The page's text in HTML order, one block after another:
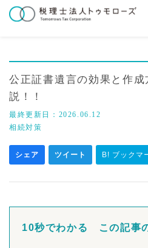
公正証書遺言の効果と作
説！！
最終更新日： 2026.06.12
相続対策
シェア ツイート B! ブックマ
10秒でわかる この記事